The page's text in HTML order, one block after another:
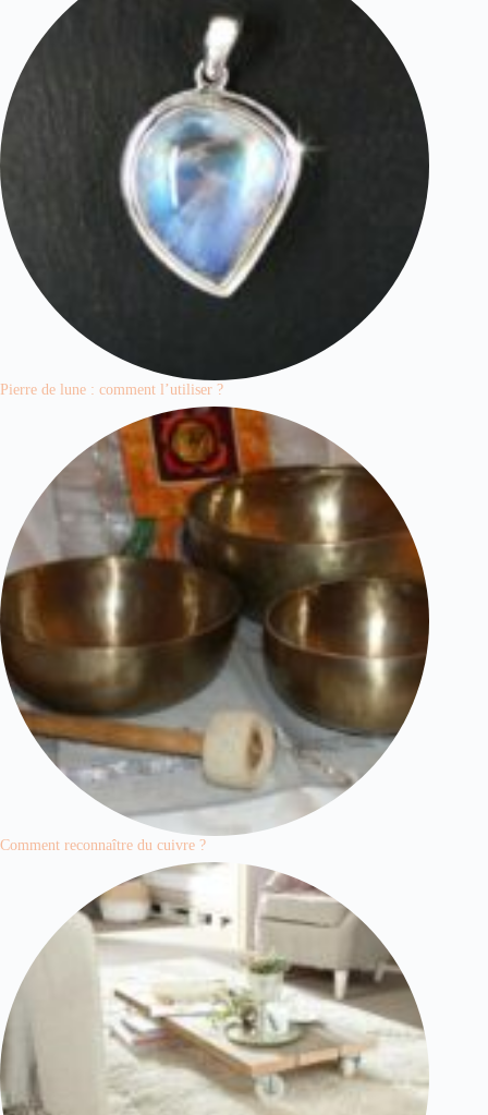
Pierre de lune : comment l’utiliser ?
Comment reconnaître du cuivre ?